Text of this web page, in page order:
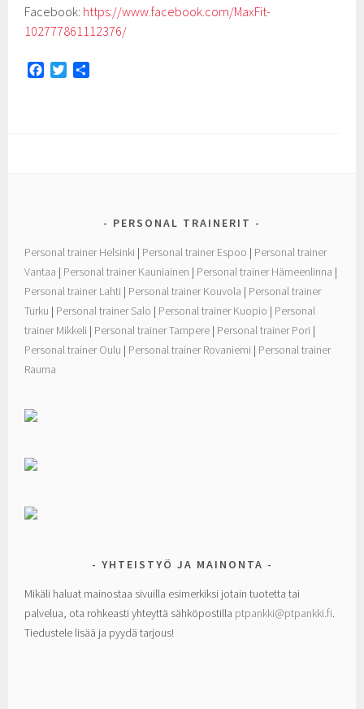
Facebook: https://www.facebook.com/MaxFit-
102777861112376/
PERSONAL TRAINERIT
Personal trainer Helsinki | Personal trainer Espoo | Personal trainer
Vantaa | Personal trainer Kauniainen | Personal trainer Hämeenlinna |
Personal trainer Lahti | Personal trainer Kouvola | Personal trainer
Turku | Personal trainer Salo | Personal trainer Kuopio | Personal
trainer Mikkeli | Personal trainer Tampere | Personal trainer Pori |
Personal trainer Oulu | Personal trainer Rovaniemi | Personal trainer
Rauma
YHTEISTYÖ JA MAINONTA
Mikäli haluat mainostaa sivuilla esimerkiksi jotain tuotetta tai
palvelua, ota rohkeasti yhteyttä sähköpostilla ptpankki@ptpankki.fi.
Tiedustele lisää ja pyydä tarjous!